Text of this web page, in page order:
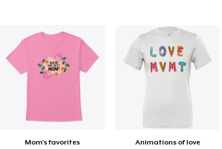
Mom's favorites Animations of love